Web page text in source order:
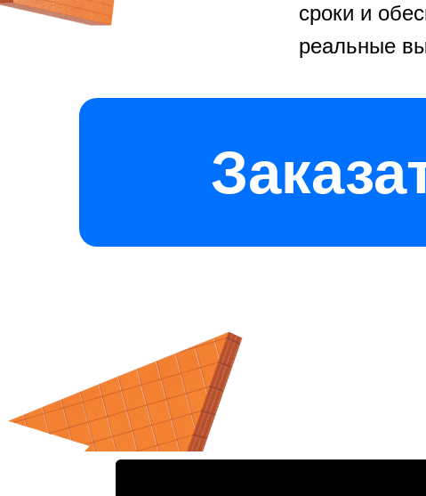
сроки и
реальные